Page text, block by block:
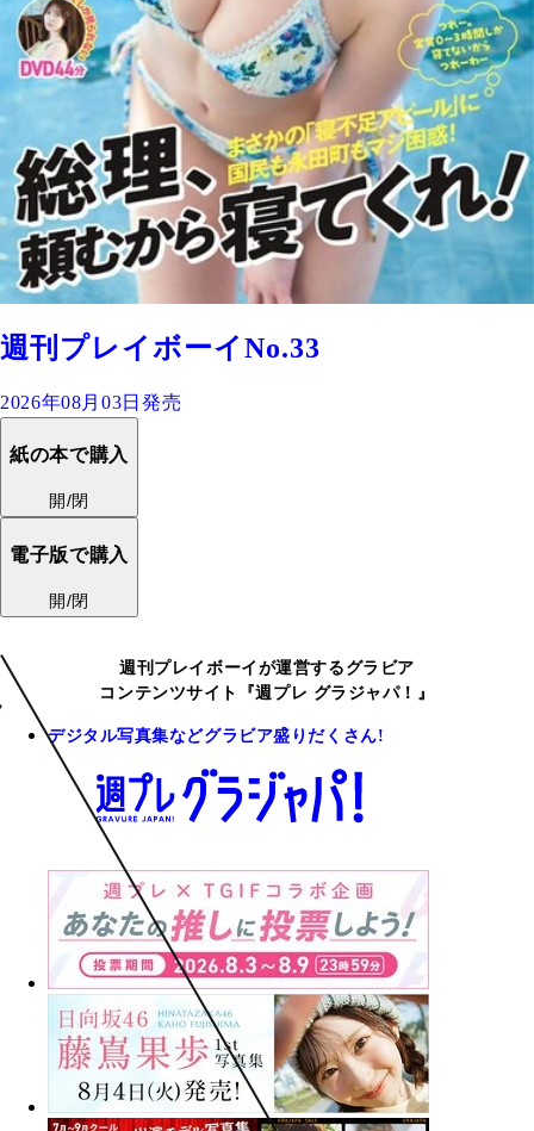
週刊プレイボーイNo.33
2026年08月03日発売
紙の本で購入
開/閉
電子版で購入
開/閉
週刊プレイボーイが運営するグラビア
コンテンツサイト『週プレ グラジャパ！』
デジタル写真集などグラビア盛りだくさん!